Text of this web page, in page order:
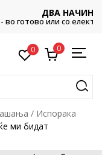
ПЛАЌАЊЕ
платежна картичка.
0 0
Испорака
ми бидат